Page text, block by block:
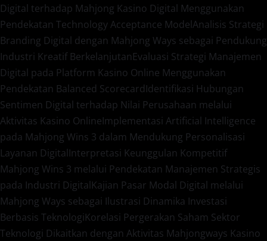
Digital terhadap Mahjong Kasino Digital Menggunakan
Pendekatan Technology Acceptance ModelAnalisis Strategi
Branding Digital dengan Mahjong Ways sebagai Pendukung
Industri Kreatif BerkelanjutanEvaluasi Strategi Manajemen
Digital pada Platform Kasino Online Menggunakan
Pendekatan Balanced ScorecardIdentifikasi Hubungan
Sentimen Digital terhadap Nilai Perusahaan melalui
Aktivitas Kasino OnlineImplementasi Artificial Intelligence
pada Mahjong Wins 3 dalam Mendukung Personalisasi
Layanan DigitalInterpretasi Keunggulan Kompetitif
Mahjong Wins 3 melalui Pendekatan Manajemen Strategis
pada Industri DigitalKajian Pasar Modal Digital melalui
Mahjong Ways sebagai Ilustrasi Dinamika Investasi
Berbasis TeknologiKorelasi Pergerakan Saham Sektor
Teknologi Dikaitkan dengan Aktivitas Mahjongways Kasino